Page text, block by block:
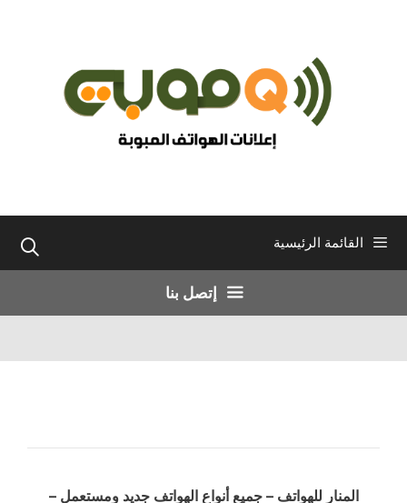
القائمة الرئيسية
إتصل بنا
المنار للهواتف – جميع أنواع الهواتف جديد ومستعمل –